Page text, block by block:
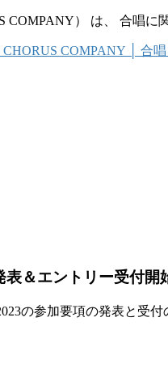
COMPANY） は、 合唱
＆エントリー受付開
の参加要項の発表と受